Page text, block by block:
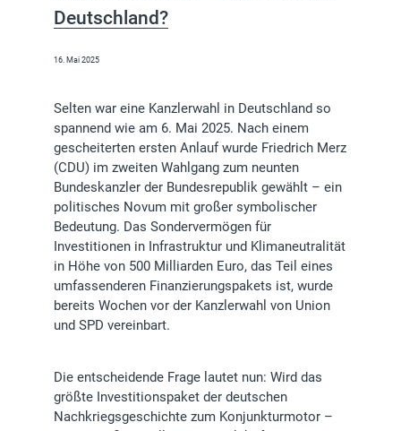
Deutschland?
16. Mai 2025
Selten war eine Kanzlerwahl in Deutschland so
spannend wie am 6. Mai 2025. Nach einem
gescheiterten ersten Anlauf wurde Friedrich Merz
(CDU) im zweiten Wahlgang zum neunten
Bundeskanzler der Bundesrepublik gewählt – ein
politisches Novum mit großer symbolischer
Bedeutung. Das Sondervermögen für
Investitionen in Infrastruktur und Klimaneutralität
in Höhe von 500 Milliarden Euro, das Teil eines
umfassenderen Finanzierungspakets ist, wurde
bereits Wochen vor der Kanzlerwahl von Union
und SPD vereinbart.
Die entscheidende Frage lautet nun: Wird das
größte Investitionspaket der deutschen
Nachkriegsgeschichte zum Konjunkturmotor –